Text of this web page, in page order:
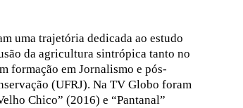
uma trajetória dedicada ao estudo
da agricultura sintrópica tanto no
formação em Jornalismo e pós-
(UFRJ). Na TV Globo foram
Chico” (2016) e “Pantanal”